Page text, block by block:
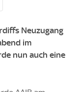
Neuzugang
im
nun auch eine